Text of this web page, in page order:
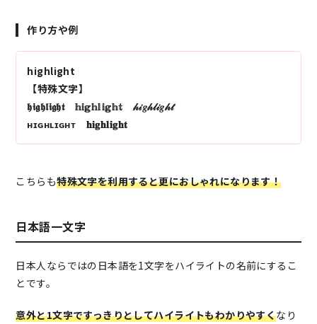
作り方や例
highlight
【特殊文字】
𝖍𝖎𝖌𝖍𝖑𝖎𝖌𝖍𝖙 𝕙𝕚𝕘𝕙𝕝𝕚𝕘𝕙𝕥 𝒽𝒾𝑔𝒽𝓁𝒾𝑔𝒽𝓉
ʜɪɢʜʟɪɢʜᴛ 𝐡𝐢𝐠𝐡𝐥𝐢𝐠𝐡𝐭
こちらも特殊文字を利用すると更におしゃれになります！
日本語一文字
日本人ならではの日本語を1文字をハイライトの名前にするこ
とです。
意外と1文字ですっきりとしてハイライトもわかりやすくなり